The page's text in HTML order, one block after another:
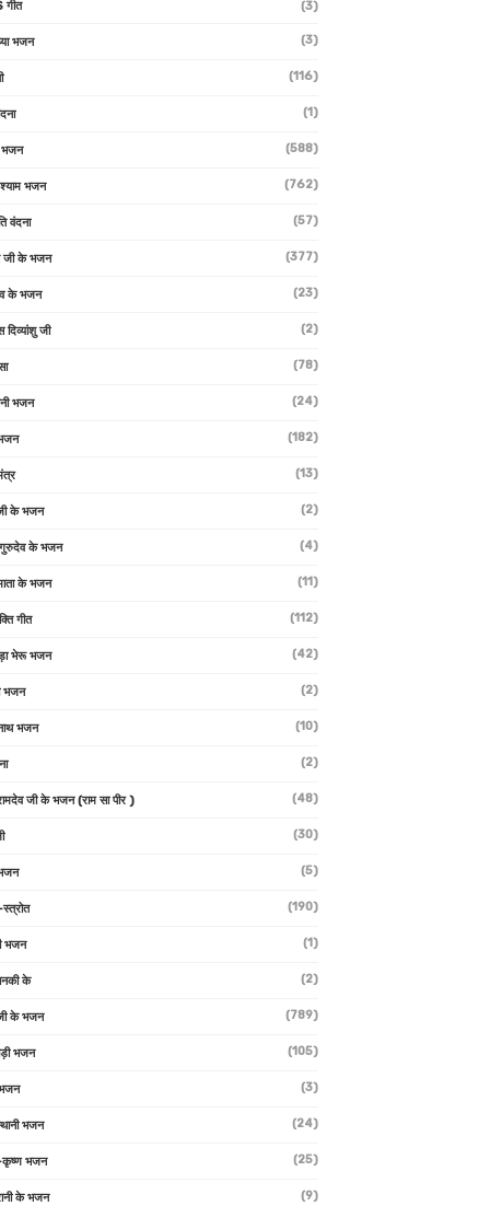
गीत (3)
भजन (3)
(116)
(1)
भजन (588)
भजन (762)
वंदना (57)
जी के भजन (377)
के भजन (23)
दिव्यांशु जी (2)
(78)
भजन (24)
(182)
(13)
के भजन (2)
गुरुदेव के भजन (4)
माता के भजन (11)
गीत (112)
भेरू भजन (42)
भजन (2)
भजन (10)
(2)
रामदेव जी के भजन (राम सा पीर ) (48)
(30)
(5)
(190)
भजन (1)
के (2)
के भजन (789)
भजन (105)
भजन (3)
भजन (24)
कृष्ण भजन (25)
के भजन (9)